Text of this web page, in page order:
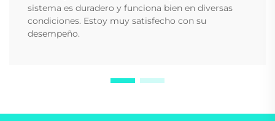
sistema es duradero y funciona bien en diversas
condiciones. Estoy muy satisfecho con su
desempeño.